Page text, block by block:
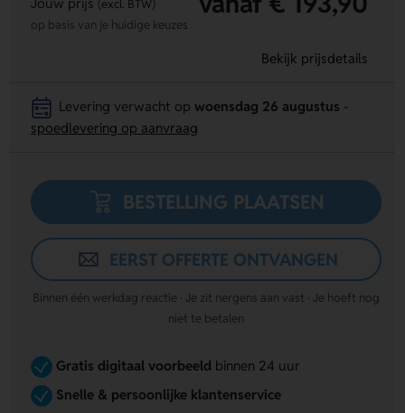
(excl. BTW)
op basis van je huidige keuzes
Bekijk prijsdetails
Levering verwacht op woensdag 26 augustus
spoedlevering op aanvraag
BESTELLING PLAATSEN
EERST OFFERTE ONTVANGEN
Binnen één werkdag reactie · Je zit nergens aan vast · Je hoeft nog
niet te betalen
Gratis digitaal voorbeeld binnen 24 uur
Snelle & persoonlijke klantenservice